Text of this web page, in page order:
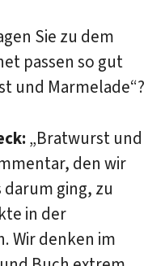
Sie zu dem
passen so gut
und Marmelade“?
„Bratwurst und
den wir
ging, zu
in der
Wir denken im